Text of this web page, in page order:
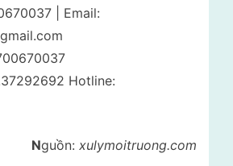
| Email:
Hotline:
Nguồn: xulymoitruong.com